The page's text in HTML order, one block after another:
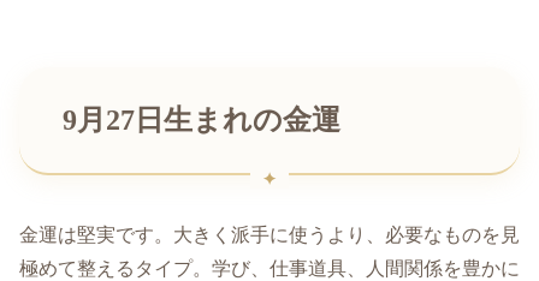
9月27日生まれの金運
金運は堅実です。大きく派手に使うより、必要なものを見
極めて整えるタイプ。学び、仕事道具、人間関係を豊かに